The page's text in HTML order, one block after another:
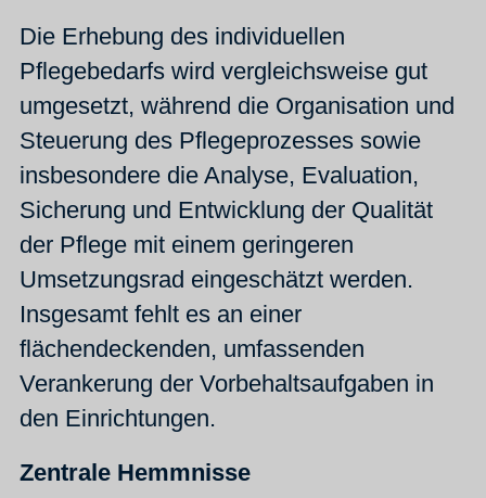
Die Erhebung des individuellen
Pflegebedarfs wird vergleichsweise gut
umgesetzt, während die Organisation und
Steuerung des Pflegeprozesses sowie
insbesondere die Analyse, Evaluation,
Sicherung und Entwicklung der Qualität
der Pflege mit einem geringeren
Umsetzungsrad eingeschätzt werden.
Insgesamt fehlt es an einer
flächendeckenden, umfassenden
Verankerung der Vorbehaltsaufgaben in
den Einrichtungen.
Zentrale Hemmnisse